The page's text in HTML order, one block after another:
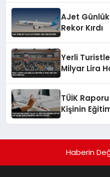
AJet Günlük
Rekor Kırdı
Yerli
Milyar Lira
TÜİK
Kişinin
Haberin